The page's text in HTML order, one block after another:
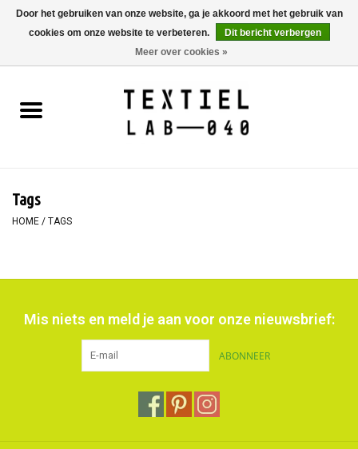
0 Artikelen - €0,00
BOEKEN
SCHILDEREN
Tags
HOME / TAGS
Mis niets en meld je aan voor onze nieuwsbrief:
ABONNEER
Door het gebruiken van onze website, ga je akkoord met het gebruik van
cookies om onze website te verbeteren.
Dit bericht verbergen
Meer over cookies »